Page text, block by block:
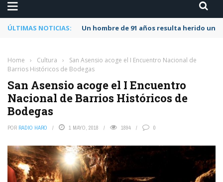
ÚLTIMAS NOTICIAS: Un hombre de 91 años resulta herido
Home › Cultura ›
San Asensio acoge el I Encuentro Nacional de
Barrios Históricos de Bodegas
San Asensio acoge el I Encuentro
Nacional de Barrios Históricos de
Bodegas
POR RADIO HARO 1 MAYO, 2018 1894 0